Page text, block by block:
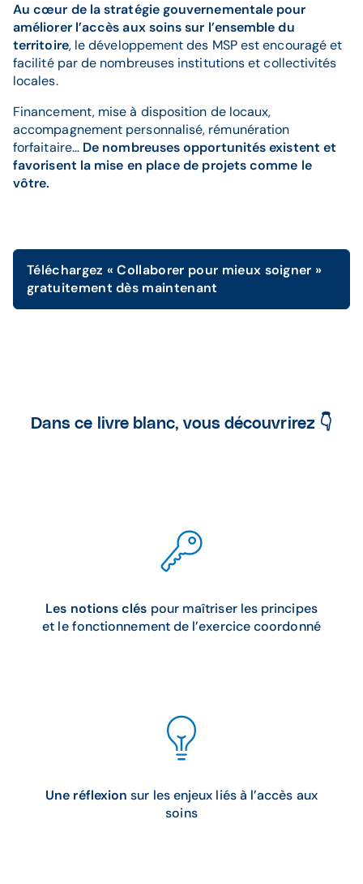
Au cœur de la stratégie gouvernementale pour
améliorer l’accès aux soins sur l’ensemble du
territoire, le développement des MSP est encouragé et
facilité par de nombreuses institutions et collectivités
locales.
Financement, mise à disposition de locaux,
accompagnement personnalisé, rémunération
forfaitaire… De nombreuses opportunités existent et
favorisent la mise en place de projets comme le
vôtre.
Téléchargez « Collaborer pour mieux soigner »
gratuitement dès maintenant
Dans ce livre blanc, vous découvrirez 👇
Les notions clés pour maîtriser les principes
et le fonctionnement de l’exercice coordonné
Une réflexion sur les enjeux liés à l’accès aux
soins